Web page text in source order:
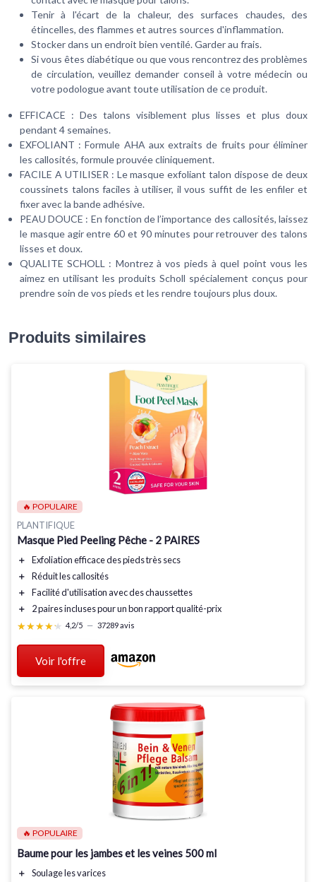
Tenir à l'écart de la chaleur, des surfaces chaudes, des
étincelles, des flammes et autres sources d'inflammation.
Stocker dans un endroit bien ventilé. Garder au frais.
Si vous êtes diabétique ou que vous rencontrez des problèmes
de circulation, veuillez demander conseil à votre médecin ou
votre podologue avant toute utilisation de ce produit.
EFFICACE : Des talons visiblement plus lisses et plus doux
pendant 4 semaines.
EXFOLIANT : Formule AHA aux extraits de fruits pour éliminer
les callosités, formule prouvée cliniquement.
FACILE A UTILISER : Le masque exfoliant talon dispose de deux
coussinets talons faciles à utiliser, il vous suffit de les enfiler et
fixer avec la bande adhésive.
PEAU DOUCE : En fonction de l’importance des callosités, laissez
le masque agir entre 60 et 90 minutes pour retrouver des talons
lisses et doux.
QUALITE SCHOLL : Montrez à vos pieds à quel point vous les
aimez en utilisant les produits Scholl spécialement conçus pour
prendre soin de vos pieds et les rendre toujours plus doux.
Produits similaires
🔥 POPULAIRE
PLANTIFIQUE
Masque Pied Peeling Pêche - 2 PAIRES
＋
Exfoliation efficace des pieds très secs
＋
Réduit les callosités
＋
Facilité d'utilisation avec des chaussettes
＋
2 paires incluses pour un bon rapport qualité-prix
★★★★★
★★★★★ 4,2/5 — 37289 avis
Voir l'offre
🔥 POPULAIRE
Baume pour les jambes et les veines 500 ml
＋ Soulage lesvarices